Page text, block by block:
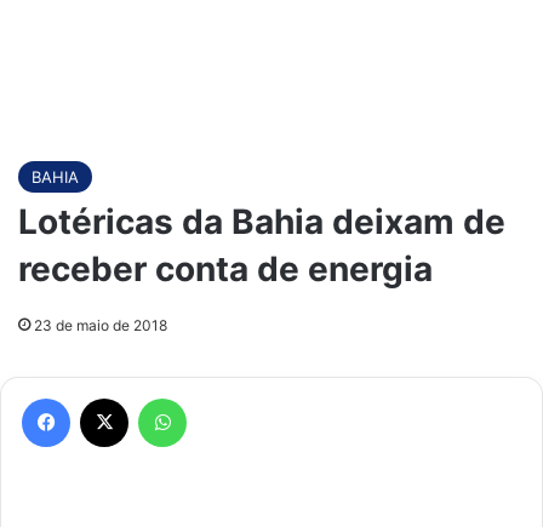
BAHIA
Lotéricas da Bahia deixam de
receber conta de energia
23 de maio de 2018